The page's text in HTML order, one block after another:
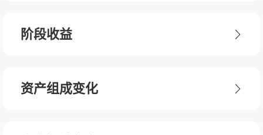
阶段收益
资产组成变化